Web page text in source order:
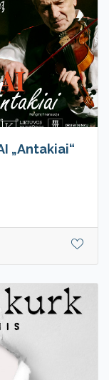
„Antakiai“